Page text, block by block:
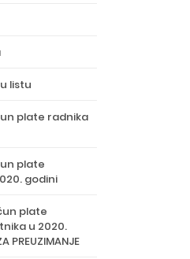
listu
plate radnika
plate
godini
plate
u 2020.
PREUZIMANJE